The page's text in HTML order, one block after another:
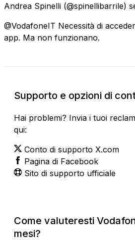
Andrea Spinelli (@spinellibarrile)
@VodafoneIT Necessità di
app. Ma non funzionano.
Supporto e opzioni di
Hai problemi? Invia i tuoi
qui:
Conto di supporto X.com
Pagina di Facebook
Sito di supporto ufficiale
Come valuteresti
mesi?